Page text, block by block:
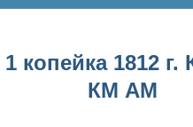
копейка 1812
КМ АМ